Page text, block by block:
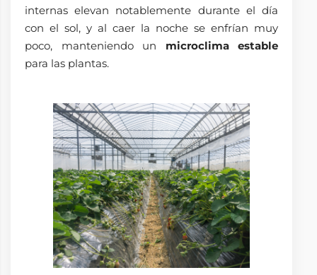
internas elevan notablemente durante el día
con el sol, y al caer la noche se enfrían muy
poco, manteniendo un microclima estable
para las plantas.